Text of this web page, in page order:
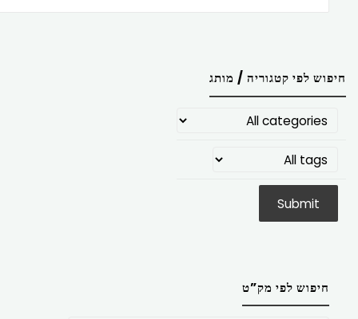
חיפוש לפי קטגוריה / מותג
חיפוש לפי מק”ט